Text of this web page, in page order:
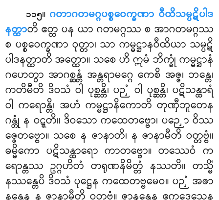
၁၁၅။ဂတာဂတမဂ္ဂပစ္စဝေက္ခဏာ ဝီထိသမ္ပဋိပါဒ
နတ္ထာတိ ဧတ္ထ ပန ယာ ဂတမဂ္ဂဿ စ အာဂတမဂ္ဂဿ
စ ပစ္စဝေက္ခဏာ ဝုတ္တာ၊ သာ ကမ္မဋ္ဌာနဝီထိယာ သမ္ပဋိ
ပါဒနတ္ထာတိ အတ္ထော။ သစေ ဟိ ဣမံ ဘိက္ခုံ ကမ္မဋ္ဌာနံ
ဂဟေတွာ အာဂစ္ဆန္တံ အန္တရာမဂ္ဂေ ကေစိ အဇ္ဇ၊ ဘန္တေ၊
ကတိမီတိ ဒိဝသံ ဝါ ပုစ္ဆန္တိ၊ ပဉှံ ဝါ ပုစ္ဆန္တိ၊ ပဋိသန္ထာရံ
ဝါ ကရောန္တိ၊ အဟံ ကမ္မဋ္ဌာနိကောတိ တုဏှီဘူတေန
ဂန္တုံ န ဝဋ္ဋတိ။ ဒိဝသော ကထေတဗ္ဗော၊ ပဉှော ဝိဿ
ဇ္ဇေတဗ္ဗော။ သစေ န ဇာနာတိ၊ န ဇာနာမီတိ ဝတ္တဗ္ဗံ။
ဓမ္မိကော ပဋိသန္ထာရော ကာတဗ္ဗော။ တဿေဝံ က
ရောန္တဿ ဥဂ္ဂဟိတံ တရုဏနိမိတ္တံ နဿတိ။ တသ္မိံ
နဿန္တေပိ ဒိဝသံ ပုဋ္ဌေန ကထေတဗ္ဗမေဝ။ ပဉှံ အဇာ